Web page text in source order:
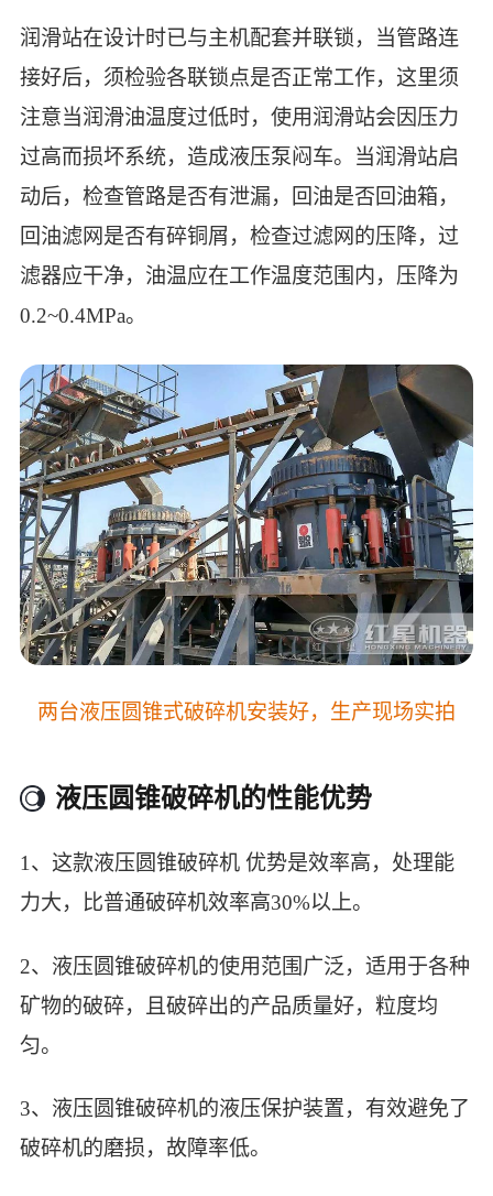
润滑站在设计时已与主机配套并联锁，当管路连
接好后，须检验各联锁点是否正常工作，这里须
注意当润滑油温度过低时，使用润滑站会因压力
过高而损坏系统，造成液压泵闷车。当润滑站启
动后，检查管路是否有泄漏，回油是否回油箱，
回油滤网是否有碎铜屑，检查过滤网的压降，过
滤器应干净，油温应在工作温度范围内，压降为
0.2~0.4MPa。
两台液压圆锥式破碎机安装好，生产现场实拍
液压圆锥破碎机的性能优势
1、这款液压圆锥破碎机 优势是效率高，处理能
力大，比普通破碎机效率高30%以上。
2、液压圆锥破碎机的使用范围广泛，适用于各种
矿物的破碎，且破碎出的产品质量好，粒度均
匀。
3、液压圆锥破碎机的液压保护装置，有效避免了
破碎机的磨损，故障率低。